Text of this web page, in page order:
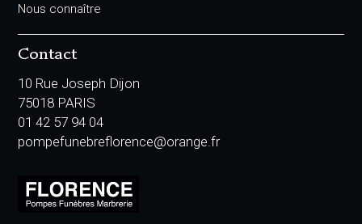
Nous connaître
Contact
10 Rue Joseph Dijon
75018 PARIS
01 42 57 94 04
pompefunebreflorence@orange.fr